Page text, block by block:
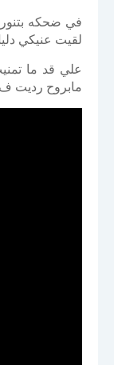
في ضحكه
لقيت عنيكي
علي قد ما
مابروح رديت ف